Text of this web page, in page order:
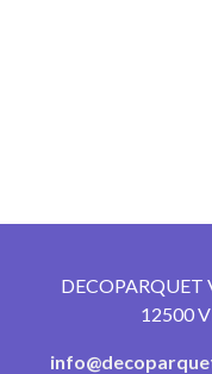
DECOPARQUET
12500